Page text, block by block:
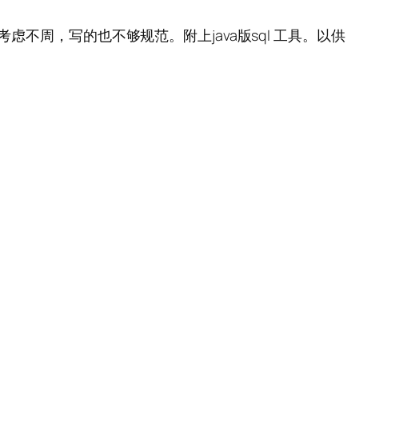
不周，写的也不够规范。附上java版sql 工具。以供